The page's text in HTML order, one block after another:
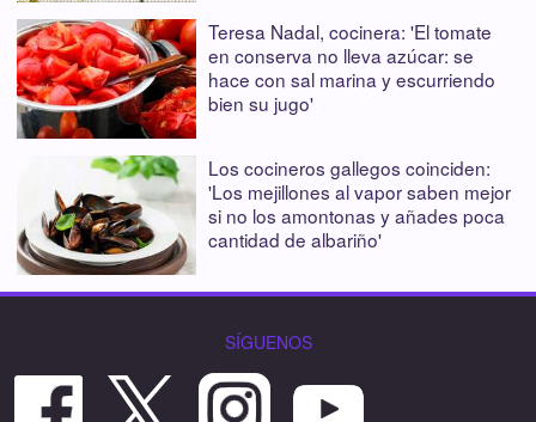
Teresa Nadal, cocinera: 'El tomate
en conserva no lleva azúcar: se
hace con sal marina y escurriendo
bien su jugo'
Los cocineros gallegos coinciden:
'Los mejillones al vapor saben mejor
si no los amontonas y añades poca
cantidad de albariño'
SÍGUENOS